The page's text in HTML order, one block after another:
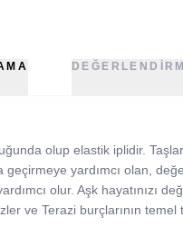
olup elastik iplidir.
yardımcı olan,
olur. Aşk hayatınızı
ve Terazi burçlarının temel